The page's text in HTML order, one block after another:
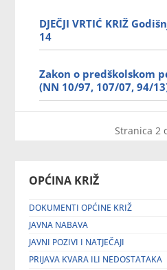
OPĆINA KRIŽ
DOKUMENTI OPĆINE KRIŽ
JAVNA NABAVA
JAVNI POZIVI I NATJEČAJI
PRIJAVA KVARA ILI NEDOSTATAKA
DJEČJI VRTIĆ KRIŽ
14
Zakon o predškolskom
(NN 10/97, 107/07, 94/
Stranica 2